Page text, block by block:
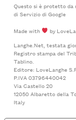
Questo si è protetto da
di Serviziodi Google
Made with
by
Langhe.Net, testata
Registro stampa del
Tablino.
Editore: LoveLanghe
P.IVA 03796440042
Via Castello 20
12050 Albaretto della
Italy